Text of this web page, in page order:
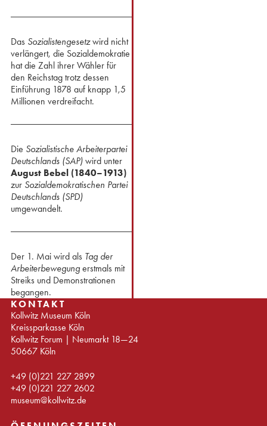
Das Sozialistengesetzwird nicht
verlängert, die Sozialdemokratie
hat die Zahl ihrer Wähler für
den Reichstag trotz dessen
Einführung 1878 auf knapp 1,5
Millionen verdreifacht.
Die Sozialistische Arbeiterpartei
Deutschlands (SAP)wird unter
August Bebel (1840–1913)
zur Sozialdemokratischen Partei
Deutschlands (SPD)
umgewandelt.
Der 1. Mai wird als Tag der
Arbeiterbewegungerstmals mit
Streiks und Demonstrationen
begangen.
KONTAKT
Kollwitz Museum Köln
Kreissparkasse Köln
Kollwitz Forum | Neumarkt 18—24
50667 Köln
+49 (0)221 227 2899
+49 (0)221 227 2602
museum@kollwitz.de